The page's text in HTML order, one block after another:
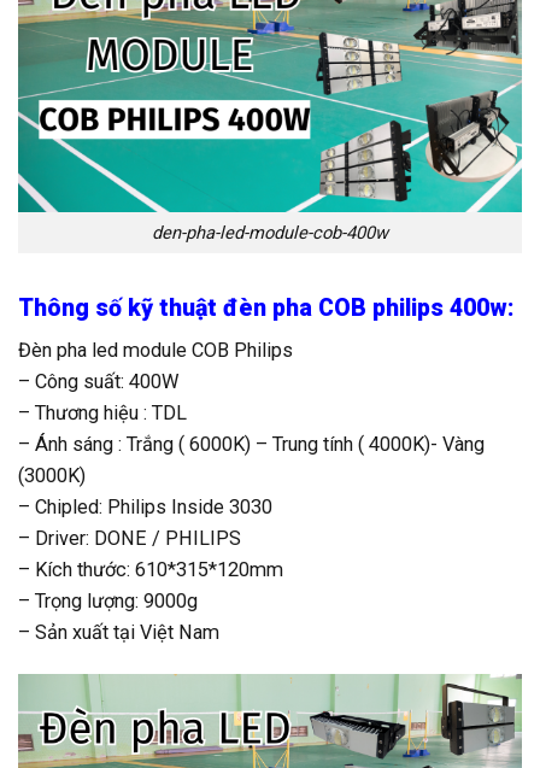
den-pha-led-module-cob-400w
Thông số kỹ thuật đèn pha COB philips 400w:
Đèn pha led module COB Philips
– Công suất: 400W
– Thương hiệu : TDL
– Ánh sáng : Trắng ( 6000K) – Trung tính ( 4000K)- Vàng
(3000K)
– Chipled: Philips Inside 3030
– Driver: DONE / PHILIPS
– Kích thước: 610*315*120mm
– Trọng lượng: 9000g
– Sản xuất tại Việt Nam